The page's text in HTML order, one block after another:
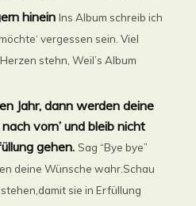
hinein Ins Album schreib ich
vergessen sein. Viel
stehn, Weil’s Album
Jahr, dann werden deine
vorn’ und bleib nicht
gehen. Sag “Bye bye”
deine Wünsche wahr.Schau
sie in Erfüllung